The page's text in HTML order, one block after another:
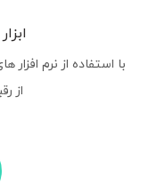
با استفاده از نرم
از